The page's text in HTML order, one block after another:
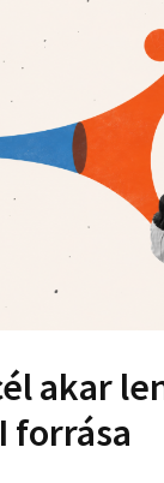
akar
forrása